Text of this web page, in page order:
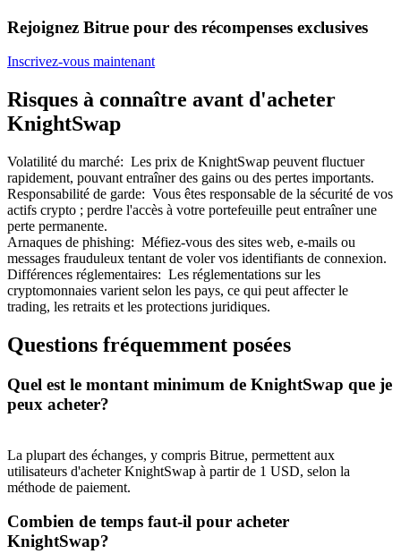
Affiliés Bitrue
Parrainage
Invitez un ami pour recevoir des récompenses en espèces
BTC Welcome Rewards
Deposit & Trade BTC to Share 25000 USDT prize pool!
Rejoignez Bitrue pour des récompenses exclusives
Inscrivez-vous maintenant
Risques à connaître avant d'acheter
KnightSwap
Volatilité du marché: Les prix de KnightSwap peuvent fluctuer
rapidement, pouvant entraîner des gains ou des pertes importants.
Responsabilité de garde: Vous êtes responsable de la sécurité de vos
actifs crypto ; perdre l'accès à votre portefeuille peut entraîner une
perte permanente.
Arnaques de phishing: Méfiez-vous des sites web, e-mails ou
messages frauduleux tentant de voler vos identifiants de connexion.
Différences réglementaires: Les réglementations sur les
cryptomonnaies varient selon les pays, ce qui peut affecter le
trading, les retraits et les protections juridiques.
Questions fréquemment posées
Quel est le montant minimum de KnightSwap que je
peux acheter?
La plupart des échanges, y compris Bitrue, permettent aux
utilisateurs d'acheter KnightSwap à partir de 1 USD, selon la
méthode de paiement.
Combien de temps faut-il pour acheter
KnightSwap?